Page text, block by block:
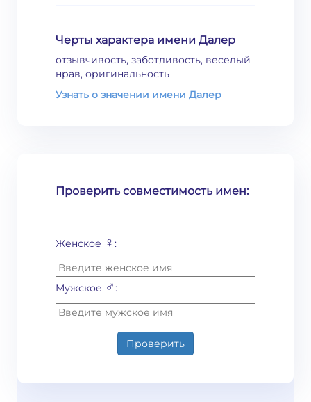
Черты характера имени Далер
отзывчивость, заботливость, веселый
нрав, оригинальность
Узнать о значении имени Далер
Проверить совместимость имен:
Женское ♀ :
Мужское ♂:
Проверить